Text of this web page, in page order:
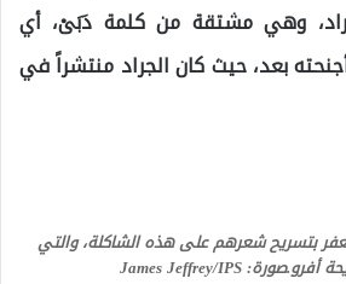
وهي مشتقة من كلمة دَبَىْ، أي
بعد، حيث كان الجراد منتشراً في
بتسريح شعرهم على هذه الشاكلة، والتي
أفرو.صورة: James Jeffrey/IPS